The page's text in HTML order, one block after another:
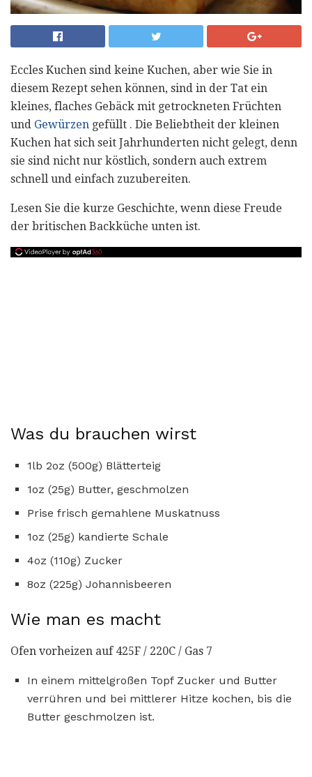
Eccles Kuchen sind keine Kuchen, aber wie Sie in
diesem Rezept sehen können, sind in der Tat ein
kleines, flaches Gebäck mit getrockneten Früchten
und Gewürzen gefüllt . Die Beliebtheit der kleinen
Kuchen hat sich seit Jahrhunderten nicht gelegt, denn
sie sind nicht nur köstlich, sondern auch extrem
schnell und einfach zuzubereiten.
Lesen Sie die kurze Geschichte, wenn diese Freude
der britischen Backküche unten ist.
Was du brauchen wirst
1lb 2oz (500g) Blätterteig
1oz (25g) Butter, geschmolzen
Prise frisch gemahlene Muskatnuss
1oz (25g) kandierte Schale
4oz (110g) Zucker
8oz (225g) Johannisbeeren
Wie man es macht
Ofen vorheizen auf 425F / 220C / Gas 7
In einem mittelgroßen Topf Zucker und Butter
verrühren und bei mittlerer Hitze kochen, bis die
Butter geschmolzen ist.